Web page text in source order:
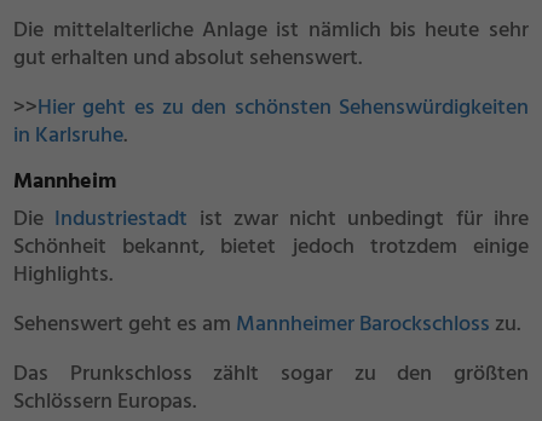
Die mittelalterliche Anlage ist nämlich bis heute sehr
gut erhalten und absolut sehenswert.
>>Hier geht es zu den schönsten Sehenswürdigkeiten
in Karlsruhe.
Mannheim
Die Industriestadt ist zwar nicht unbedingt für ihre
Schönheit bekannt, bietet jedoch trotzdem einige
Highlights.
Sehenswert geht es am Mannheimer Barockschloss zu.
Das Prunkschloss zählt sogar zu den größten
Schlössern Europas.